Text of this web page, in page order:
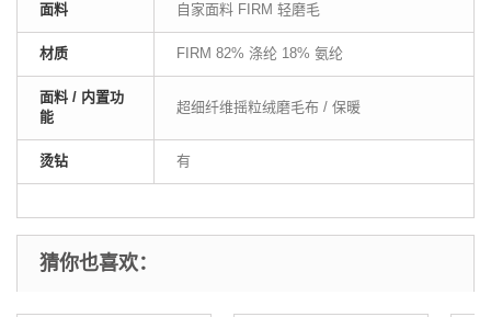
面料 自家面料 FIRM 轻磨毛
材质 FIRM 82% 涤纶 18% 氨纶
面料 / 内置功
能
超细纤维摇粒绒磨毛布 / 保暖
烫钻 有
猜你也喜欢：